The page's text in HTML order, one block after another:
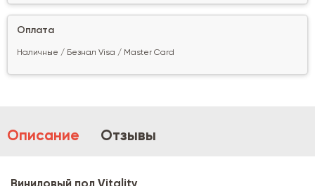
Оплата
Наличные / Безнал Visa / Master Card
Описание Отзывы